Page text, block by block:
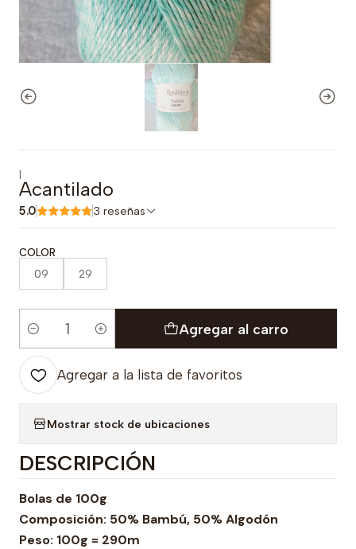
|
Acantilado
5.0 3 reseñas
COLOR
09 29
Cantidad
Agregar al carro
Agregar a la lista de favoritos
Mostrar stock de ubicaciones
DESCRIPCIÓN
Bolas de 100g
Composición: 50% Bambú, 50% Algodón
Peso: 100g = 290m